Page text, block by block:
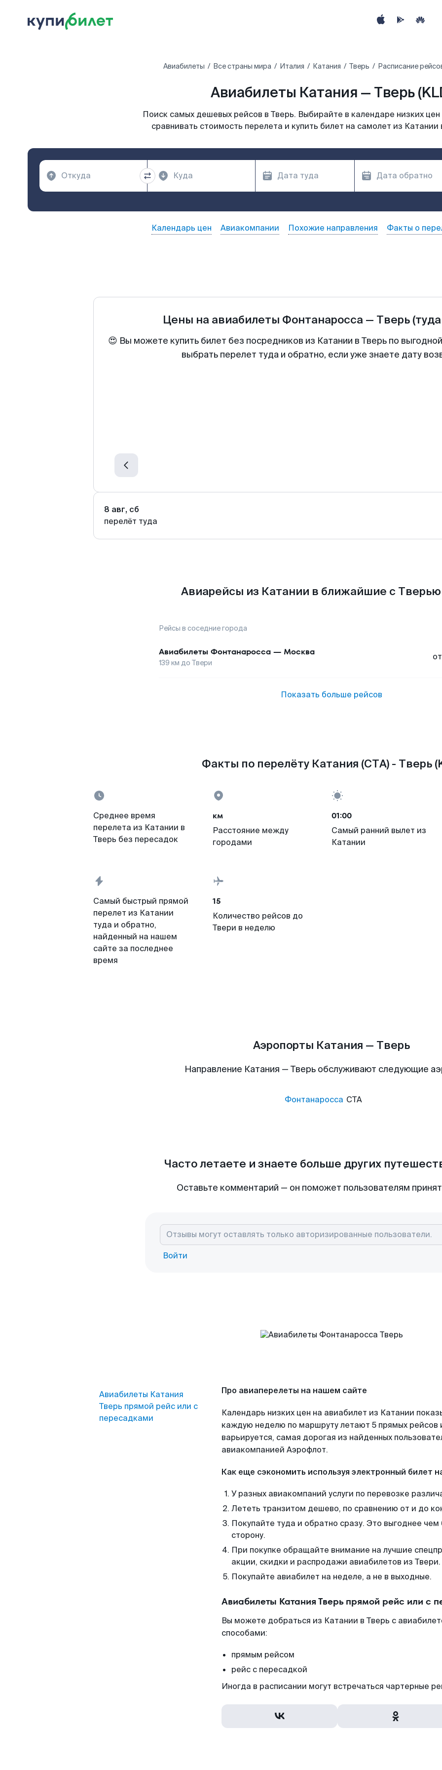
Авиабилеты Все страны мира Италия Катания Тверь Расписание
Авиабилеты Катания — Тверь
Поиск самых дешевых рейсов в Тверь. Выбирайте в календаре низких
сравнивать стоимость перелета и купить билет на самолет из Катании
Календарь цен Авиакомпании Похожие направления Факты о
Цены на авиабилеты Фонтанаросса — Тверь
😍 Вы можете купить билет без посредников из Катании в Тверь по
выбрать перелет туда и обратно, если уже знаете дату
8 авг, сб
перелёт туда
Авиарейсы из Катании в ближайшие с Тверью
Рейсы в соседние города
Авиабилеты Фонтанаросса — Москва
139 км до Твери
от
Показать больше рейсов
Факты по перелёту Катания (CTA) - Тверь
Среднее время
перелета из Катании в
Тверь без пересадок
км
Расстояние между
городами
01:00
Самый ранний вылет из
Катании
Самый быстрый прямой
перелет из Катании
туда и обратно,
найденный на нашем
сайте за последнее
время
15
Количество рейсов до
Твери в неделю
Аэропорты Катания — Тверь
Направление Катания — Тверь обслуживают следующие
Фонтанаросса CTA
Часто летаете и знаете больше других
Оставьте комментарий — он поможет пользователям
Войти
Авиабилеты Катания
Тверь прямой рейс или с
пересадками
Про авиаперелеты на нашем сайте
Календарь низких цен на авиабилет из Катании
каждую неделю по маршруту летают 5 прямых рейсов
варьируется, самая дорогая из найденных
авиакомпанией Аэрофлот.
Как еще сэкономить используя электронный билет
У разных авиакомпаний услуги по перевозке
Лететь транзитом дешево, по сравнению от и до
Покупайте туда и обратно сразу. Это выгоднее
сторону.
При покупке обращайте внимание на лучшие
акции, скидки и распродажи авиабилетов из Твери.
Покупайте авиабилет на неделе, а не в выходные.
Авиабилеты Катания Тверь прямой рейс или с
Вы можете добраться из Катании в Тверь с
способами:
прямым рейсом
рейс с пересадкой
Иногда в расписании могут встречаться чартерные